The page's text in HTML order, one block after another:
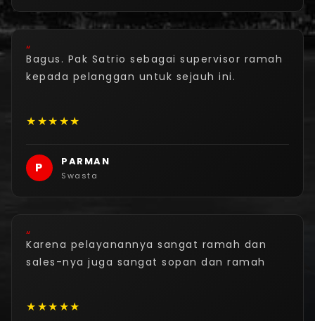
“
Bagus. Pak Satrio sebagai supervisor ramah
kepada pelanggan untuk sejauh ini.
★★★★★
P PARMAN
Swasta
“
Karena pelayanannya sangat ramah dan
sales-nya juga sangat sopan dan ramah
★★★★★